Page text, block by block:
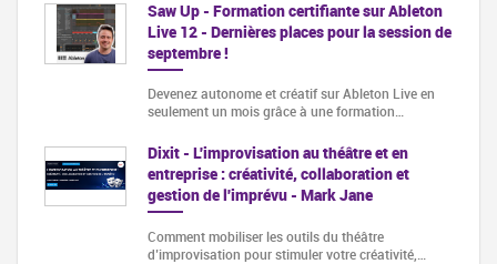
Saw Up - Formation certifiante sur Ableton
Live 12 - Dernières places pour la session de
septembre !
Devenez autonome et créatif sur Ableton Live en
seulement un mois grâce à une formation…
Dixit - L'improvisation au théâtre et en
entreprise : créativité, collaboration et
gestion de l'imprévu - Mark Jane
Comment mobiliser les outils du théâtre
d’improvisation pour stimuler votre créativité,…